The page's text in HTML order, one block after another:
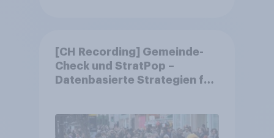
[CH Recording] Gemeinde-
Check und StratPop –
Datenbasierte Strategien für